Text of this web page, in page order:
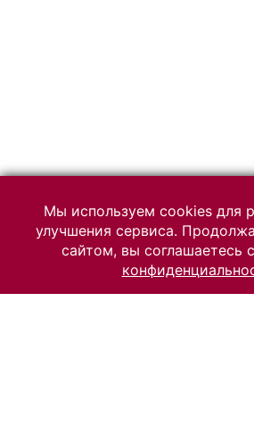
Мы используем cookies для
улучшения сервиса.
сайтом, вы соглашаетесь с